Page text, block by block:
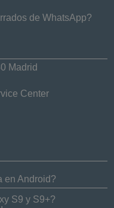
de WhatsApp?
Madrid
Center
en Android?
S9 y S9+?